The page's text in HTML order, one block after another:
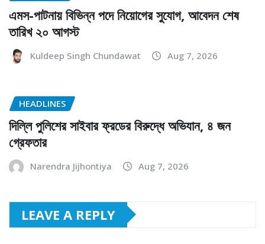
এমস-পাটনায় বিভিন্ন পদে নিয়োগের সুযোগ, আবেদন শেষ
তারিখ ২০ আগস্ট
Kuldeep Singh Chundawat Aug 7, 2026
HEADLINES
দিল্লি পুলিশের সাইবার ফ্রডের বিরুদ্ধে অভিযান, ৪ জন
গ্রেফতার
Narendra Jijhontiya Aug 7, 2026
LEAVE A REPLY